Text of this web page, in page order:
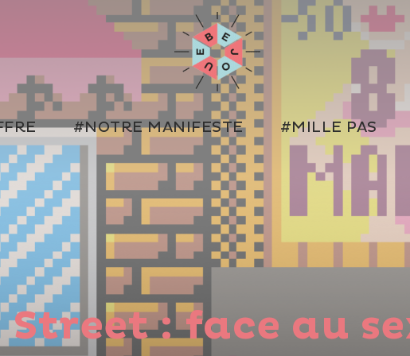
#NOTRE MANIFESTE #MILLE PAS
Street : face au